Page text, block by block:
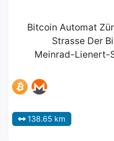
Bitcoin Automat
Strasse Der
Meinrad-Lienert-
138.65 km